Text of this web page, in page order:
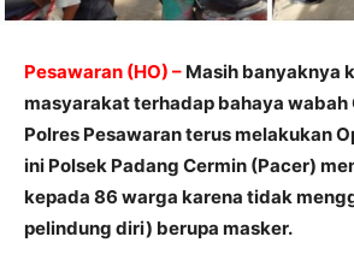
Pesawaran (HO) – Masih banyaknya
masyarakat terhadap bahaya wabah
Polres Pesawaran terus melakukan
ini Polsek Padang Cermin (Pacer)
kepada 86 warga karena tidak
pelindung diri) berupa masker.